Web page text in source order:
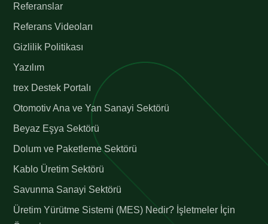
Referanslar
Referans Videoları
Gizlilik Politikası
Yazılım
trex Destek Portalı
Otomotiv Ana ve Yan Sanayi Sektörü
Beyaz Eşya Sektörü
Dolum ve Paketleme Sektörü
Kablo Üretim Sektörü
Savunma Sanayi Sektörü
Üretim Yürütme Sistemi (MES) Nedir? İşletmeler İçin